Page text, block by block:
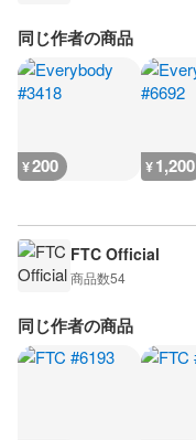
同じ作者の商品
¥200 ¥1,200
FTC Official
商品数54
同じ作者の商品